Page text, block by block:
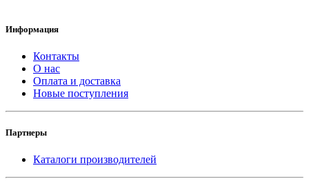
Информация
Контакты
О нас
Оплата и доставка
Новые поступления
Партнеры
Каталоги производителей